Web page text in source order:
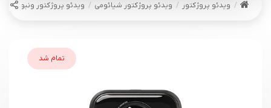
ویدئو پروژکتور ویدئو پروژکتور شیائومی ویدئو پروژکتور ونبو WANBO TT
تمام شد